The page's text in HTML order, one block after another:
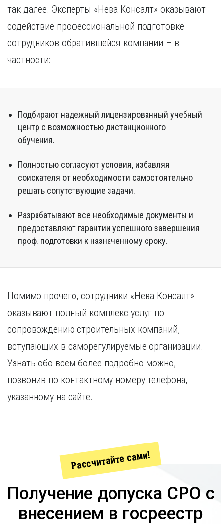
так далее. Эксперты «Нева Консалт» оказывают
содействие профессиональной подготовке
сотрудников обратившейся компании – в
частности:
Подбирают надежный лицензированный учебный
центр с возможностью дистанционного
обучения.
Полностью согласуют условия, избавляя
соискателя от необходимости самостоятельно
решать сопутствующие задачи.
Разрабатывают все необходимые документы и
предоставляют гарантии успешного завершения
проф. подготовки к назначенному сроку.
Помимо прочего, сотрудники «Нева Консалт»
оказывают полный комплекс услуг по
сопровождению строительных компаний,
вступающих в саморегулируемые организации.
Узнать обо всем более подробно можно,
позвонив по контактному номеру телефона,
указанному на сайте.
Рассчитайте сами!
Получение допуска СРО с
внесением в госреестр